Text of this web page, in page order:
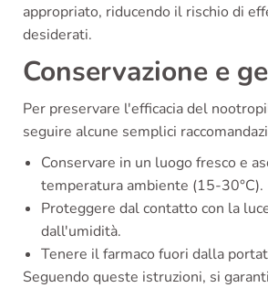
appropriato, riducendo il rischio di
desiderati.
Conservazione e
Per preservare l'efficacia del
seguire alcune semplici
Conservare in un luogo fresco e
temperatura ambiente (15-30°C).
Proteggere dal contatto con la
dall'umidità.
Tenere il farmaco fuori dalla
Seguendo queste istruzioni, si